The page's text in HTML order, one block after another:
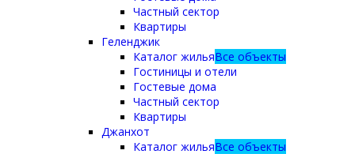
Частный сектор
Квартиры
Геленджик
Каталог жильяВсе объекты
Гостиницы и отели
Гостевые дома
Частный сектор
Квартиры
Джанхот
Каталог жильяВсе объекты